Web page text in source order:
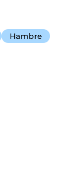
Hambre